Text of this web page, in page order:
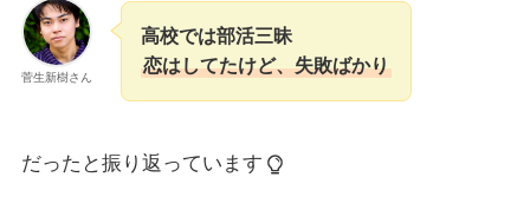
菅生新樹さん
高校では部活三昧
恋はしてたけど、失敗ばかり
だったと振り返っています